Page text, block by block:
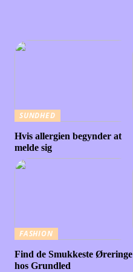
SUNDHED
Hvis allergien begynder at
melde sig
FASHION
Find de Smukkeste Øreringe
hos Grundled